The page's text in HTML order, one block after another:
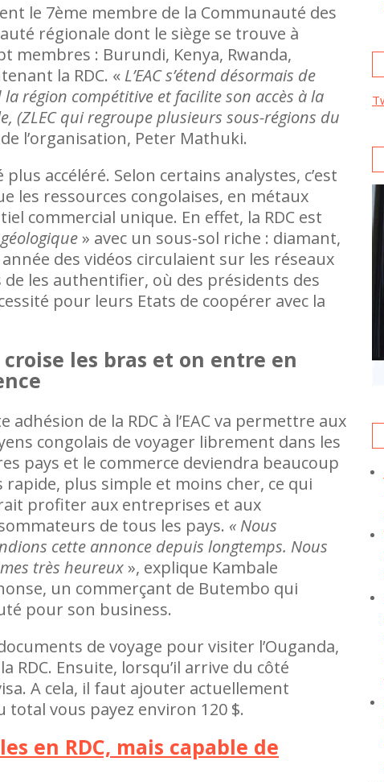
le 7ème membre de la Communauté des
régionale dont le siège se trouve à
membres : Burundi, Kenya, Rwanda,
la RDC. « L’EAC s’étend désormais de
région compétitive et facilite son accès à la
(ZLEC qui regroupe plusieurs sous-régions du
l’organisation, Peter Mathuki.
accéléré. Selon certains analystes, c’est
les ressources congolaises, en métaux
commercial unique. En effet, la RDC est
» avec un sous-sol riche : diamant,
des vidéos circulaient sur les réseaux
de les authentifier, où des présidents des
pour leurs Etats de coopérer avec la
croise les bras et on entre en
adhésion de la RDC à l’EAC va permettre aux
congolais de voyager librement dans les
pays et le commerce deviendra beaucoup
rapide, plus simple et moins cher, ce qui
profiter aux entreprises et aux
de tous les pays. « Nous
cette annonce depuis longtemps. Nous
très heureux», explique Kambale
un commerçant de Butembo qui
pour son business.
de voyage pour visiter l’Ouganda,
RDC. Ensuite, lorsqu’il arrive du côté
A cela, il faut ajouter actuellement
total vous payez environ 120 $.
en RDC, mais capable de
Les femmes très absentes des
en RDC
Dans ses recherches sur le genre, la
processus de paix en RDC, Rose Kahambu
des faiblesses majeures dans l’application de
particulier la